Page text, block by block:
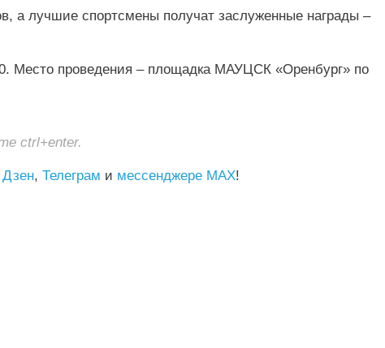
а лучшие спортсмены получат заслуженные награды –
Место проведения – площадка МАУЦСК «Оренбург» по
ctrl+enter.
Дзен, Телеграм и мессенджере MAX!